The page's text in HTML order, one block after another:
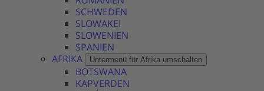
SCHWEDEN
SLOWAKEI
SLOWENIEN
SPANIEN
AFRIKA
Untermenü für Afrika umschalten
BOTSWANA
KAPVERDEN